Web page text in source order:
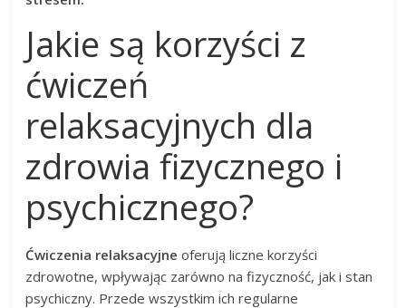
Jakie są korzyści z
ćwiczeń
relaksacyjnych dla
zdrowia fizycznego i
psychicznego?
Ćwiczenia relaksacyjne oferują liczne korzyści
zdrowotne, wpływając zarówno na fizyczność, jak i stan
psychiczny. Przede wszystkim ich regularne